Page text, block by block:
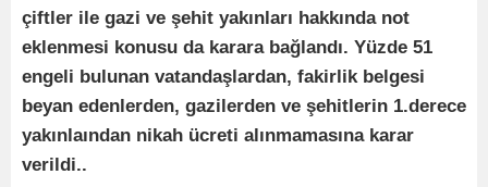
çiftler ile gazi ve şehit yakınları hakkında not
eklenmesi konusu da karara bağlandı. Yüzde 51
engeli bulunan vatandaşlardan, fakirlik belgesi
beyan edenlerden, gazilerden ve şehitlerin 1.derece
yakınlaından nikah ücreti alınmamasına karar
verildi..